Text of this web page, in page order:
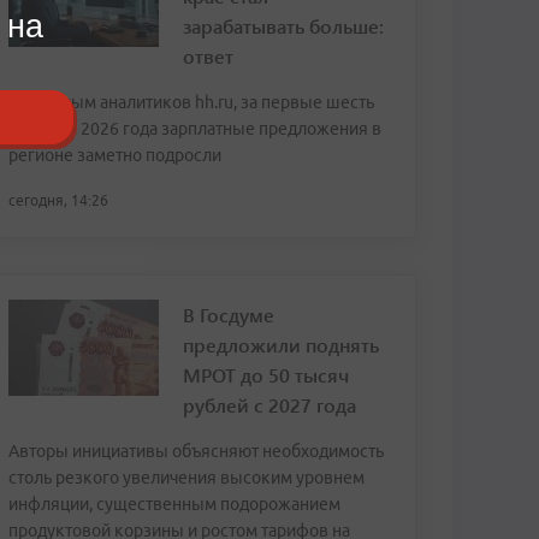
зарабатывать больше:
ответ
По данным аналитиков hh.ru, за первые шесть
месяцев 2026 года зарплатные предложения в
регионе заметно подросли
сегодня, 14:26
В Госдуме
предложили поднять
МРОТ до 50 тысяч
рублей с 2027 года
Авторы инициативы объясняют необходимость
столь резкого увеличения высоким уровнем
инфляции, существенным подорожанием
продуктовой корзины и ростом тарифов на